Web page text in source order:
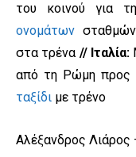
του κοινού για
ονομάτων
στα τρένα // Ιταλία:
από τη Ρώμη προς
ταξίδι με τρένο
Αλέξανδρος Λιάρος